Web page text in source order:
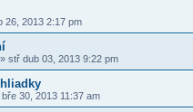
26, 2013 2:17 pm
» stř dub 03, 2013 9:22 pm
30, 2013 11:37 am